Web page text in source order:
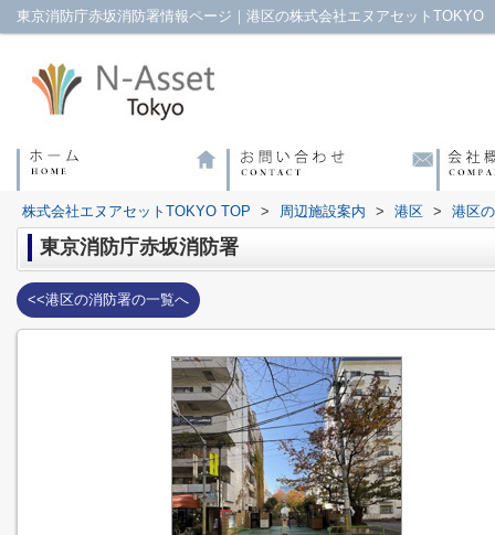
東京消防庁赤坂消防署情報ページ｜港区の株式会社エヌアセットTOKYO
株式会社エヌアセットTOKYO TOP > 周辺施設案内 > 港区 > 港区
東京消防庁赤坂消防署
<<港区の消防署の一覧へ